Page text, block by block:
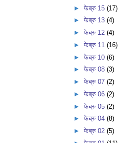
►फेब्रु 15(17)
►फेब्रु 13(4)
►फेब्रु 12(4)
►फेब्रु 11(16)
►फेब्रु 10(6)
►फेब्रु 08(3)
►फेब्रु 07(2)
►फेब्रु 06(2)
►फेब्रु 05(2)
►फेब्रु 04(8)
►फेब्रु 02(5)